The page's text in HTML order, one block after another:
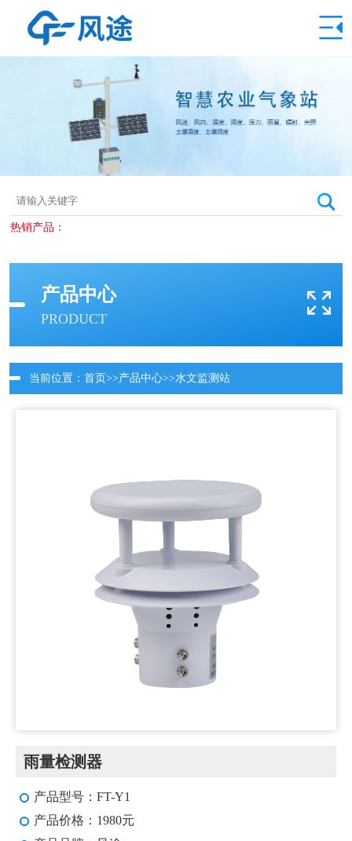
热销产品：
产品中心
PRODUCT
当前位置： 首页>>产品中心>>水文监测站
雨量检测器
产品型号：FT-Y1
产品价格：1980元